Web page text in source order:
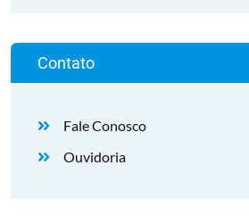
Contato
Fale Conosco
Ouvidoria